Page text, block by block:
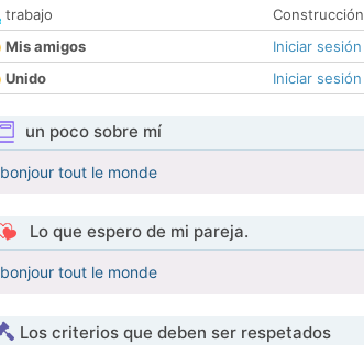
trabajo
Construcción
Mis amigos
Iniciar sesión
Unido
Iniciar sesión
un poco sobre mí
bonjour tout le monde
Lo que espero de mi pareja.
bonjour tout le monde
Los criterios que deben ser respetados